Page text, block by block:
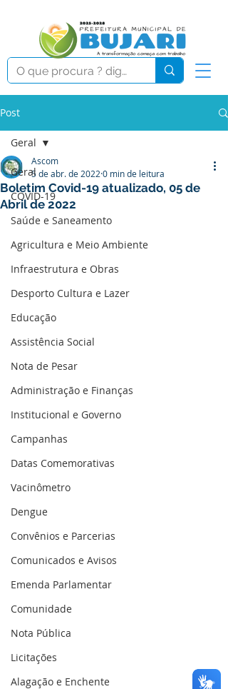
Post
Geral
COVID-19
Saúde e Saneamento
Agricultura e Meio Ambiente
Infraestrutura e Obras
Desporto Cultura e Lazer
Educação
Assistência Social
Nota de Pesar
Administração e Finanças
Institucional e Governo
Campanhas
Datas Comemorativas
Vacinômetro
Dengue
Convênios e Parcerias
Comunicados e Avisos
Emenda Parlamentar
Comunidade
Nota Pública
Licitações
Alagação e Enchente
Geral
Boletim Covid-19 atualizado, 05 de
Abril de 2022
Ascom
5 de abr. de 2022 0 min de leitura